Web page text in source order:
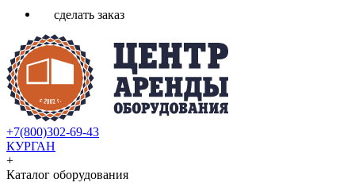
сделать заказ
+7(800)302-69-43
КУРГАН
+
Каталог оборудования